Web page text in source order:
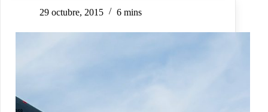
29 octubre, 2015 6 mins